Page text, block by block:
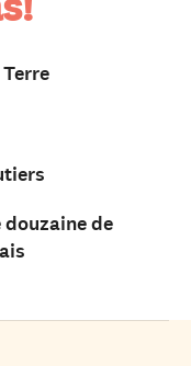
de